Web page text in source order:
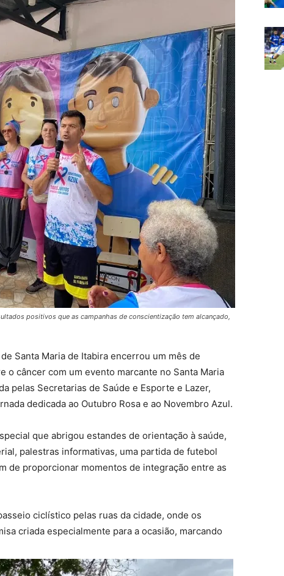
positivos que as campanhas de conscientização tem alcançado,
Santa Maria de Itabira encerrou um mês de
o câncer com um evento marcante no Santa Maria
pelas Secretarias de Saúde e Esporte e Lazer,
dedicada ao Outubro Rosa e ao Novembro Azul.
que abrigou estandes de orientação à saúde,
palestras informativas, uma partida de futebol
de proporcionar momentos de integração entre as
ciclístico pelas ruas da cidade, onde os
criada especialmente para a ocasião, marcando